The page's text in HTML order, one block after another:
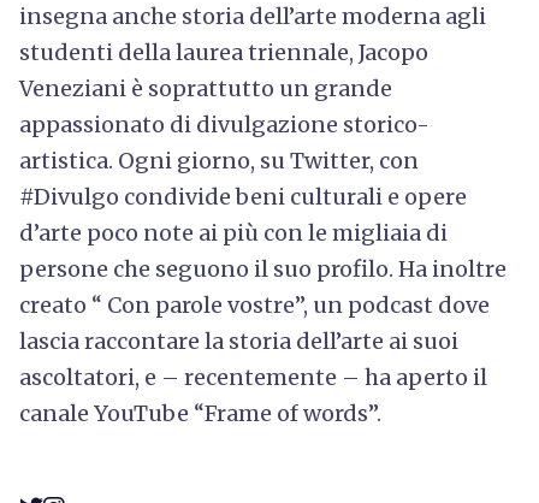
insegna anche storia dell’arte moderna agli
studenti della laurea triennale, Jacopo
Veneziani è soprattutto un grande
appassionato di divulgazione storico-
artistica. Ogni giorno, su Twitter, con
#Divulgo condivide beni culturali e opere
d’arte poco note ai più con le migliaia di
persone che seguono il suo profilo. Ha inoltre
creato “ Con parole vostre”, un podcast dove
lascia raccontare la storia dell’arte ai suoi
ascoltatori, e – recentemente – ha aperto il
canale YouTube “Frame of words”.